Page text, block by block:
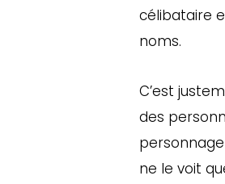
célibataire
noms.
C’est
des
ne le voit